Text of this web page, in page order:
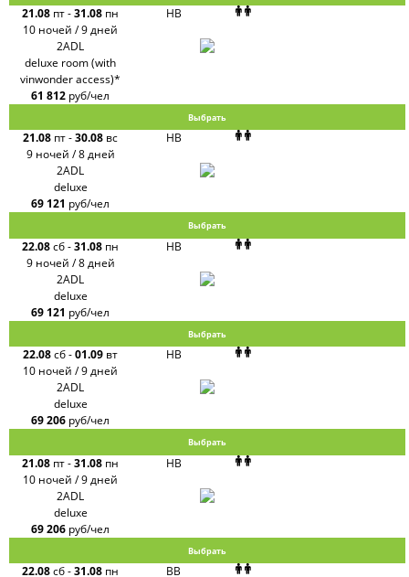
21.08 пт-31.08 пн
10 ночей / 9 дней
HB
2ADL
deluxe room (with
vinwonder access)*
61 812 руб/чел
Выбрать
21.08 пт-30.08 вс
9 ночей / 8 дней
HB
2ADL
deluxe
69 121 руб/чел
Выбрать
22.08сб-31.08 пн
9 ночей / 8 дней
HB
2ADL
deluxe
69 121 руб/чел
Выбрать
22.08сб-01.09 вт
10 ночей / 9 дней
HB
2ADL
deluxe
69 206 руб/чел
Выбрать
21.08 пт-31.08 пн
10 ночей / 9 дней
HB
2ADL
deluxe
69 206 руб/чел
Выбрать
22.08сб-31.08 пн BB